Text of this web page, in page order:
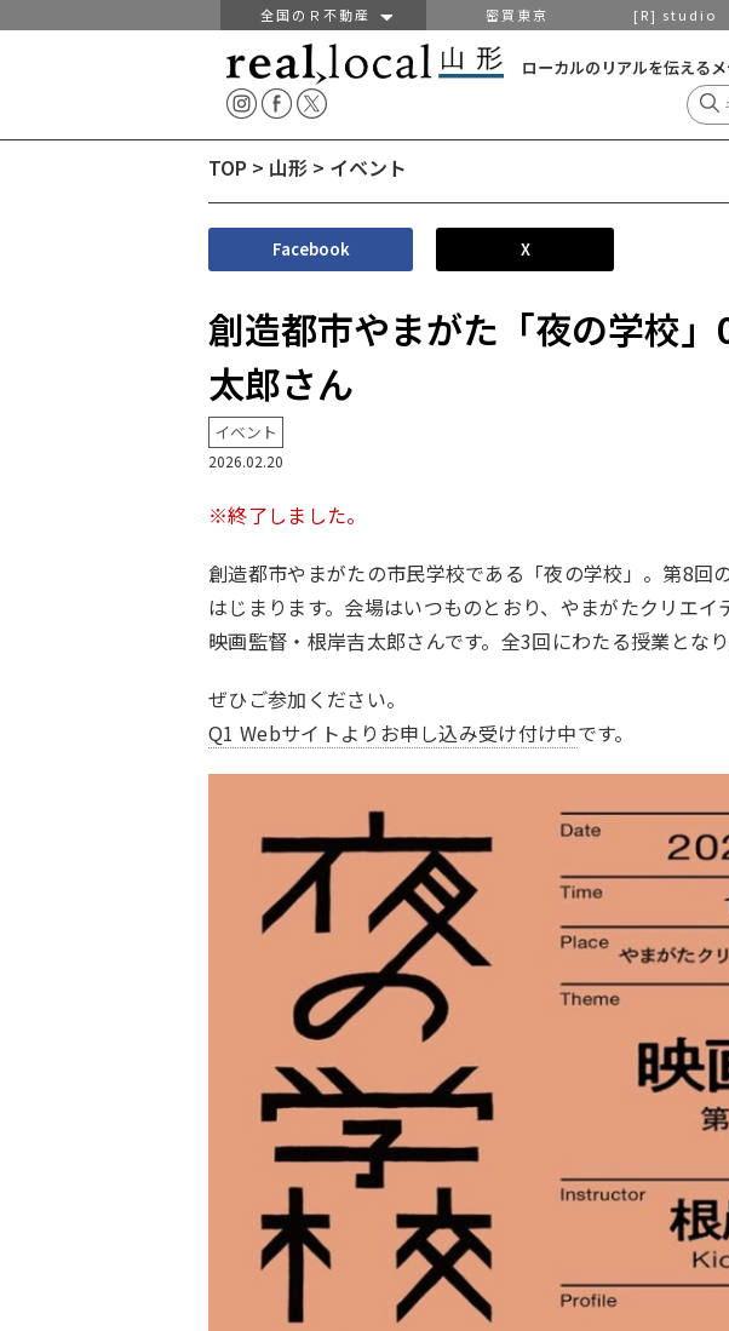
全国のＲ不動産 密買東京 [R] studio
ローカルのリアルを伝える
TOP > 山形 > イベント
Facebook X
創造都市やまがた「夜の学校
太郎さん
イベント
2026.02.20
※終了しました。
創造都市やまがたの市民学校である「夜の学校」。第8回
はじまります。会場はいつものとおり、やまがたクリエイ
映画監督・根岸吉太郎さんです。全3回にわたる授業とな
ぜひご参加ください。
Q1 Webサイトよりお申し込み受け付け中です。